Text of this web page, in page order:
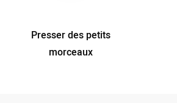
Presser des petits
morceaux